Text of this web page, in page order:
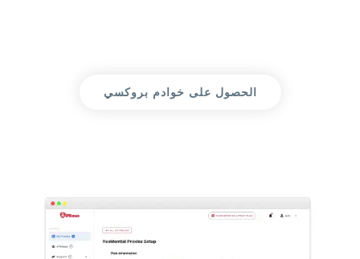
الحصول على خوادم بروكسي